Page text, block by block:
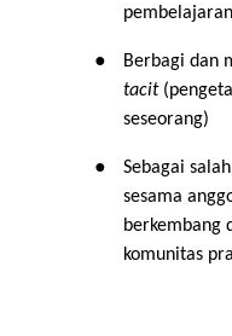
●
Berbagi dan
tacit
seseorang)
●
Sebagai
sesama
berkembang
komunitas